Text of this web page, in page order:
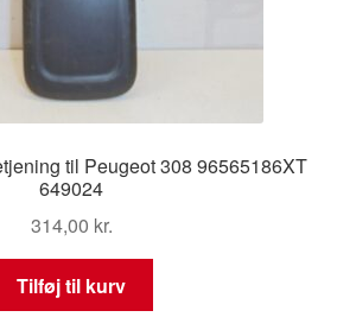
til Peugeot 308 96565186XT
649024
314,00 kr.
Tilføj til kurv